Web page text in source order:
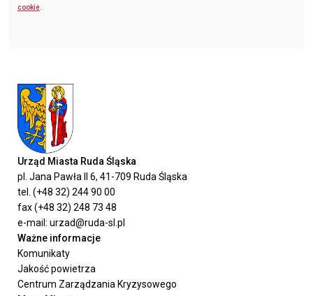
cookie
Urząd Miasta Ruda Śląska
pl. Jana Pawła II 6, 41-709 Ruda Śląska
tel. (+48 32) 244 90 00
fax (+48 32) 248 73 48
e-mail: urzad@ruda-sl.pl
Ważne informacje
Komunikaty
Jakość powietrza
Centrum Zarządzania Kryzysowego